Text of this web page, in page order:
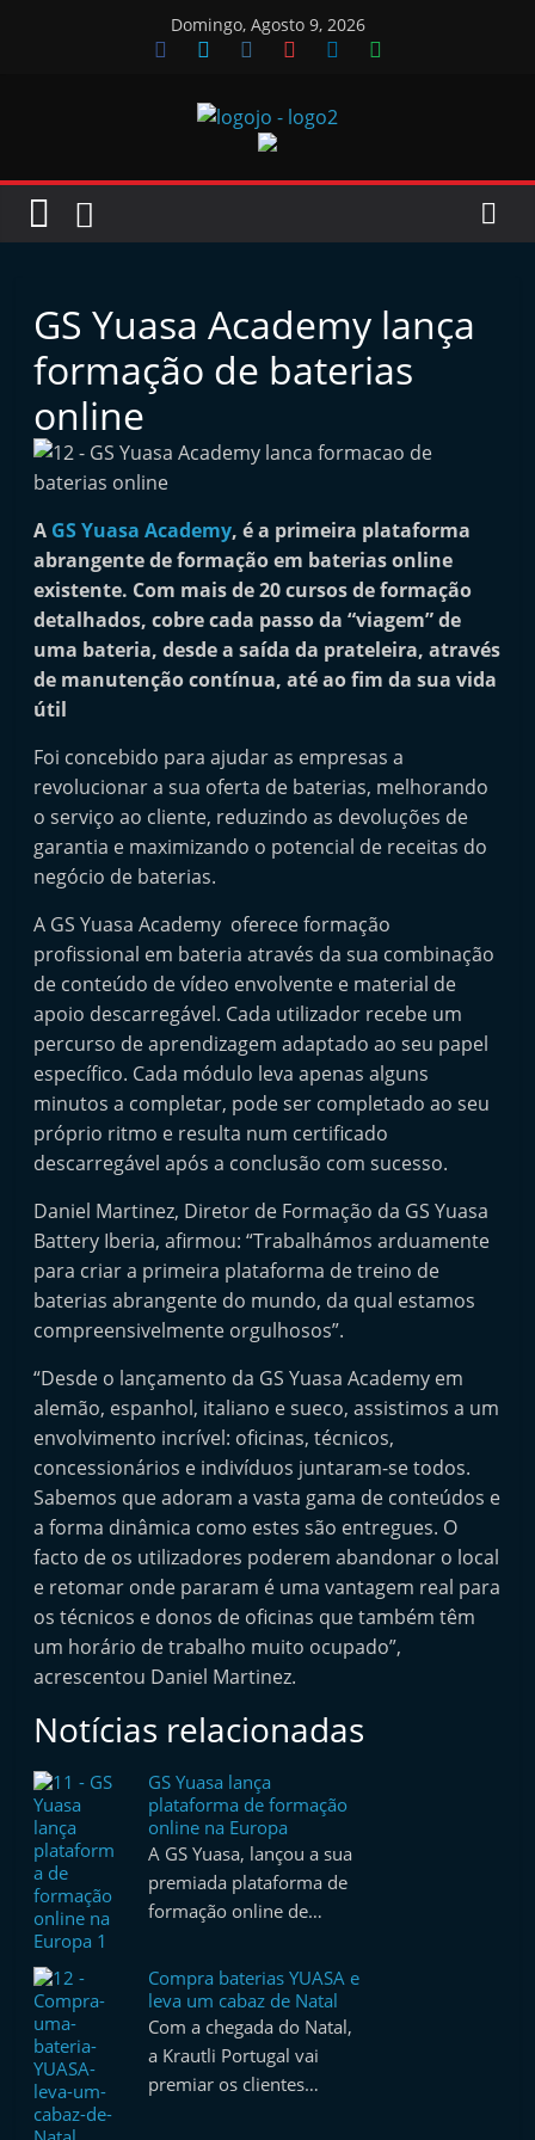
Domingo, Agosto 9, 2026
Jornal
Oficinas
o
n
i
n
d
e
p
n
d
e
n
t
e
d
o
A
f
t
r
a
r
k
e
A
u
t
o
m
ó
v
e
l
e
m
o
r
t
u
g
l
GS Yuasa Academy lança
formação de baterias
online
A GS Yuasa Academy, é a primeira plataforma
abrangente de formação em baterias online
existente. Com mais de 20 cursos de formação
detalhados, cobre cada passo da “viagem” de
uma bateria, desde a saída da prateleira, através
de manutenção contínua, até ao fim da sua vida
útil
Foi concebido para ajudar as empresas a
revolucionar a sua oferta de baterias, melhorando
o serviço ao cliente, reduzindo as devoluções de
garantia e maximizando o potencial de receitas do
negócio de baterias.
A GS Yuasa Academy oferece formação
profissional em bateria através da sua combinação
de conteúdo de vídeo envolvente e material de
apoio descarregável. Cada utilizador recebe um
percurso de aprendizagem adaptado ao seu papel
específico. Cada módulo leva apenas alguns
minutos a completar, pode ser completado ao seu
próprio ritmo e resulta num certificado
descarregável após a conclusão com sucesso.
Daniel Martinez, Diretor de Formação da GS Yuasa
Battery Iberia, afirmou: “Trabalhámos arduamente
para criar a primeira plataforma de treino de
baterias abrangente do mundo, da qual estamos
compreensivelmente orgulhosos”.
“Desde o lançamento da GS Yuasa Academy em
alemão, espanhol, italiano e sueco, assistimos a um
envolvimento incrível: oficinas, técnicos,
concessionários e indivíduos juntaram-se todos.
Sabemos que adoram a vasta gama de conteúdos e
a forma dinâmica como estes são entregues. O
facto de os utilizadores poderem abandonar o local
e retomar onde pararam é uma vantagem real para
os técnicos e donos de oficinas que também têm
um horário de trabalho muito ocupado”,
acrescentou Daniel Martinez.
Notícias relacionadas
GS Yuasa lança
plataforma de formação
online na Europa
A GS Yuasa, lançou a sua
premiada plataforma de
formação online de…
Compra baterias YUASA e
leva um cabaz de Natal
Com a chegada do Natal,
a Krautli Portugal vai
premiar os clientes…